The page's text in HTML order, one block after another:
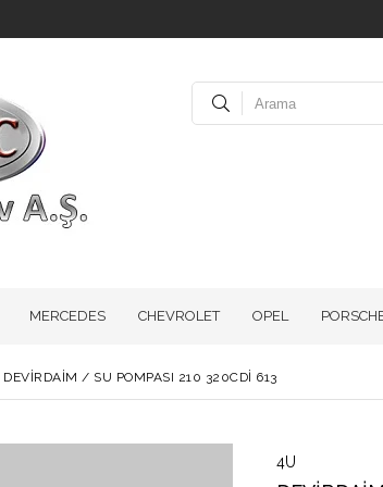
MERCEDES CHEVROLET OPEL
DEVİRDAİM / SU POMPASI 210 320CDİ 613
4U